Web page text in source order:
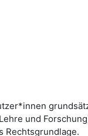
und
Rechtsgrundlage.